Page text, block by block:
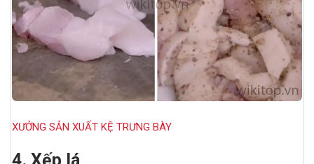
XƯỞNG SẢN XUẤT KỆ TRƯNG BÀY